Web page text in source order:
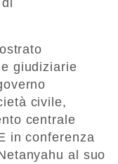
giudiziarie
civile,
centrale
in conferenza
al suo